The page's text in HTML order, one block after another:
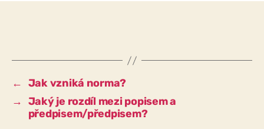
← Jak vzniká norma?
→ Jaký je rozdíl mezi popisem a
předpisem/předpisem?